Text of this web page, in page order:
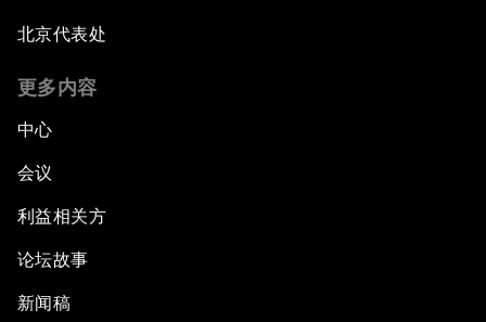
北京代表处
更多内容
中心
会议
利益相关方
论坛故事
新闻稿